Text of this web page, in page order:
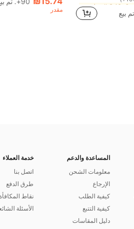
في 2~12 ILS حقائب ماكياج
مقدر
المساعدة والدعم
معلومات الشحن
الإرجاع
كيفية الطلب
كيفية التتبع
دليل المقاسات
خدمة العملاء
اتصل بنا
طرق الدفع
نقاط المكافأة
الأسئلة